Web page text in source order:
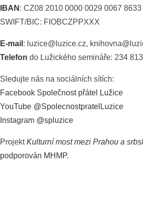
IBAN : CZ08 2010 0000 0029 0067 8633
SWIFT/BIC: FIOBCZPPXXX
E-mail : luzice@luzice.cz,
Telefon do Lužického semináře: 234
Sledujte nás na sociálních sítích:
Facebook Společnost přátel Lužice
YouTube @SpolecnostpratelLuzice
Instagram @spluzice
ProjektKulturní most mezi Prahou a
podporován MHMP.